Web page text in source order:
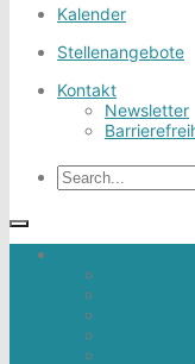
Kalender
Stellenangebote
Kontakt
Newsletter